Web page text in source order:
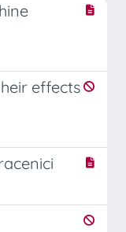
effects